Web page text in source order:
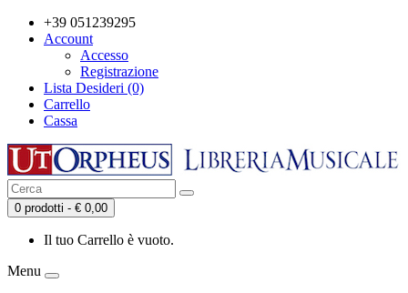
+39 051239295
Account
Accesso
Registrazione
Lista Desideri (0)
Carrello
Cassa
0 prodotti - € 0,00
Il tuo Carrello è vuoto.
Menu